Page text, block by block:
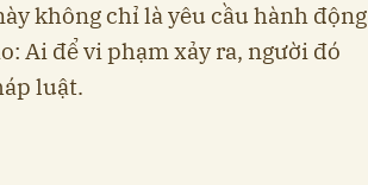
không chỉ là yêu cầu hành động
Ai để vi phạm xảy ra, người đó
luật.